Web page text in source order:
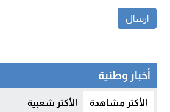
أخبار وطنية
الأكثر مشاهدة الأكثر شعبية